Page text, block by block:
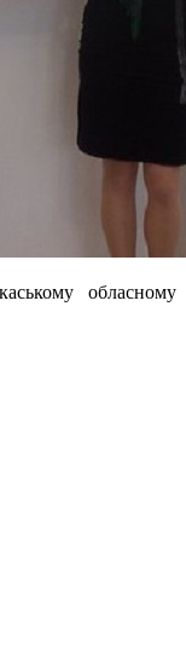
обласному